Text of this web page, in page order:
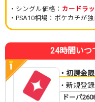
・シングル価格： カードラ
・PSA10相場：ポケカチが
24時間いつ
・初課金
・新規登
ドーパ